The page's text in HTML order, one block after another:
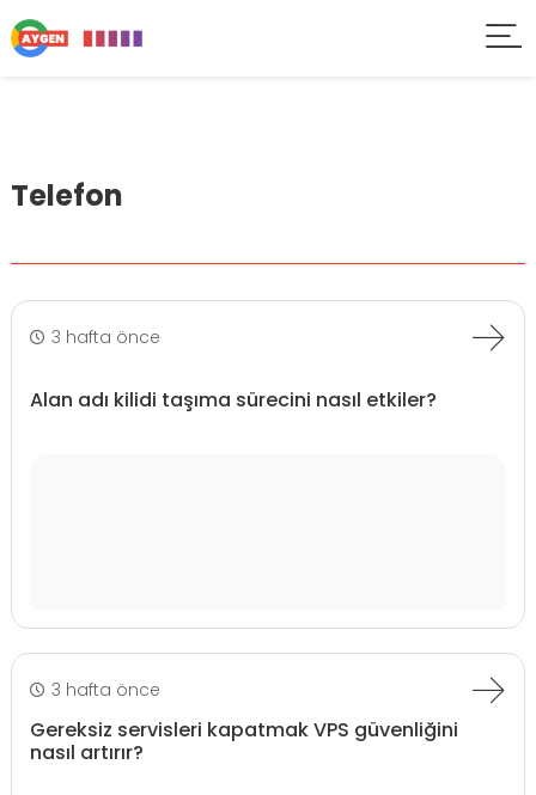
Telefon
3 hafta önce
Alan adı kilidi taşıma sürecini nasıl etkiler?
3 hafta önce
Gereksiz servisleri kapatmak VPS güvenliğini
nasıl artırır?